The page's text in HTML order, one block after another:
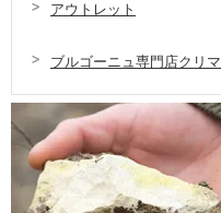
アウトレット
ブルゴーニュ専門店クリマ